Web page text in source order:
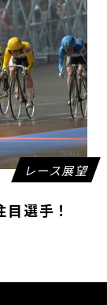
レース展望
選手！